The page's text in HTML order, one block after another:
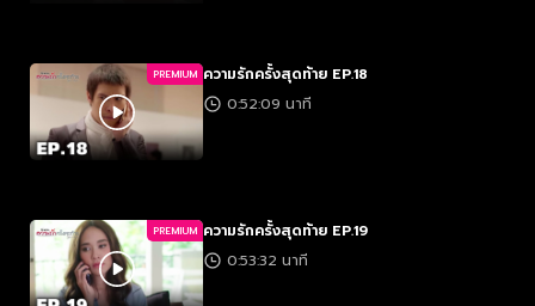
PREMIUM ความรักครั้งสุดท้าย EP.18
0:52:09 นาที
PREMIUM ความรักครั้งสุดท้าย EP.19
0:53:32 นาที